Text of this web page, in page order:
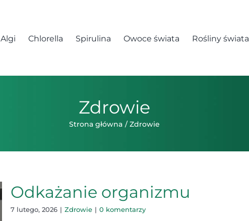
Algi Chlorella Spirulina Owoce świata Rośliny świata
Zdrowie
Strona główna Zdrowie
Odkażanie organizmu
7 lutego, 2026 | Zdrowie | 0 komentarzy